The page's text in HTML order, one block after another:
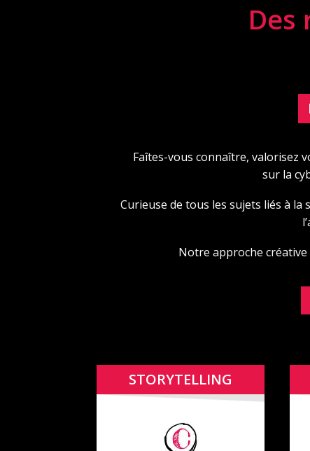
Des
Faîtes-vous connaître, valorisez
sur la
Curieuse de tous les sujets liés à
Notre approche
STORYTELLING